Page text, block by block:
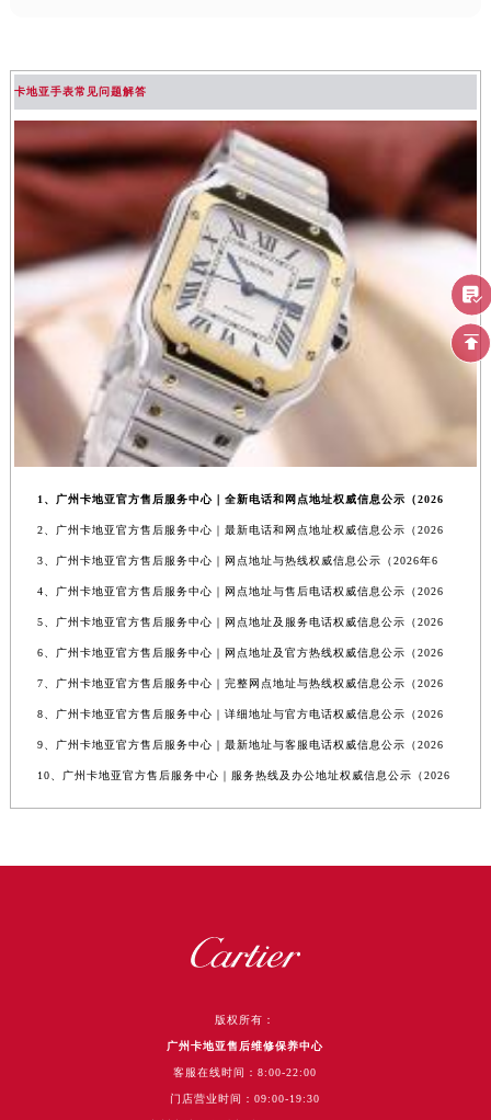
卡地亚手表常见问题解答
1、广州卡地亚官方售后服务中心｜全新电话和网点地址权威信息公示（2026
2、广州卡地亚官方售后服务中心｜最新电话和网点地址权威信息公示（2026
3、广州卡地亚官方售后服务中心｜网点地址与热线权威信息公示（2026年6
4、广州卡地亚官方售后服务中心｜网点地址与售后电话权威信息公示（2026
5、广州卡地亚官方售后服务中心｜网点地址及服务电话权威信息公示（2026
6、广州卡地亚官方售后服务中心｜网点地址及官方热线权威信息公示（2026
7、广州卡地亚官方售后服务中心｜完整网点地址与热线权威信息公示（2026
8、广州卡地亚官方售后服务中心｜详细地址与官方电话权威信息公示（2026
9、广州卡地亚官方售后服务中心｜最新地址与客服电话权威信息公示（2026
10、广州卡地亚官方售后服务中心｜服务热线及办公地址权威信息公示（2026
版权所有：
广州卡地亚售后维修保养中心
客服在线时间：8:00-22:00
门店营业时间：09:00-19:30